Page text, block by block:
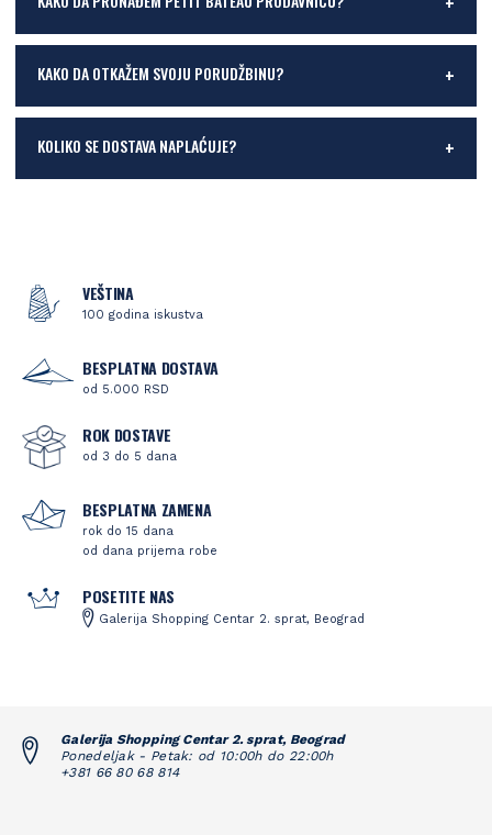
KAKO DA OTKAŽEM SVOJU PORUDŽBINU?
KOLIKO SE DOSTAVA NAPLAĆUJE?
VEŠTINA
100 godina iskustva
BESPLATNA DOSTAVA
od 5.000 RSD
ROK DOSTAVE
od 3 do 5 dana
BESPLATNA ZAMENA
rok do 15 dana
od dana prijema robe
POSETITE NAS
Galerija Shopping Centar 2. sprat, Beograd
Galerija Shopping Centar 2. sprat, Beograd
Ponedeljak - Petak: od 10:00h do 22:00h
+381 66 80 68 814